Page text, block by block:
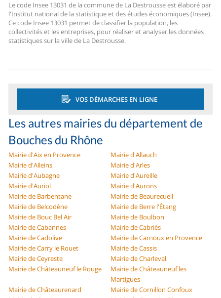
Le code Insee 13031 de la commune de La Destrousse est élaboré par
l'Institut national de la statistique et des études économiques (Insee).
Ce code Insee 13031 permet de classifier la population, les
collectivités et les entreprises, pour réaliser et analyser les données
statistiques sur la ville de La Destrousse.
VOS DÉMARCHES EN LIGNE
Les autres mairies du département de
Bouches du Rhône
Mairie d'Aix en Provence
Mairie d'Allauch
Mairie d'Alleins
Mairie d'Arles
Mairie d'Aubagne
Mairie d'Aureille
Mairie d'Auriol
Mairie d'Aurons
Mairie de Barbentane
Mairie de Beaurecueil
Mairie de Belcodène
Mairie de Berre l'Étang
Mairie de Bouc Bel Air
Mairie de Boulbon
Mairie de Cabannes
Mairie de Cabriès
Mairie de Cadolive
Mairie de Carnoux en Provence
Mairie de Carry le Rouet
Mairie de Cassis
Mairie de Ceyreste
Mairie de Charleval
Mairie de Châteauneuf le Rouge
Mairie de Châteauneuf les
Martigues
Mairie de Châteaurenard
Mairie de Cornillon Confoux